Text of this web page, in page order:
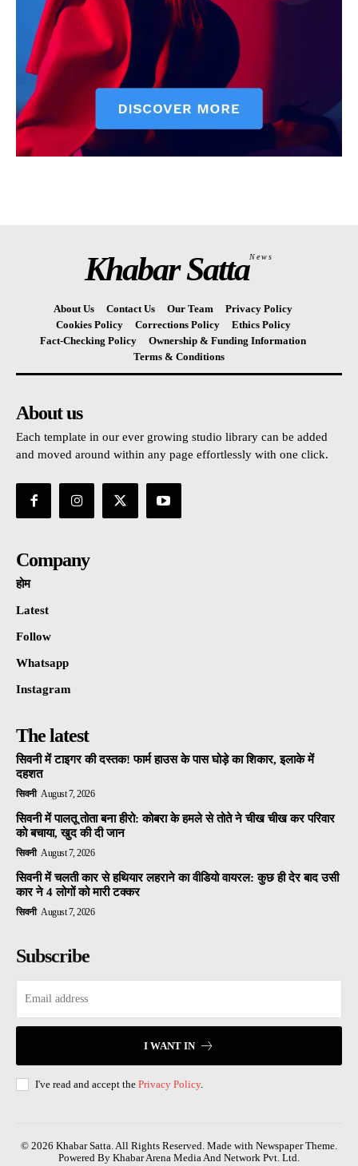
Khabar SattaNews
About Us Contact Us Our Team
Privacy Policy
Cookies Policy
Corrections Policy
Ethics Policy
Fact-Checking Policy
Ownership & Funding Information
Terms & Conditions
About us
Each template in our ever growing studio library can be added
and moved around within any page effortlessly with one click.
Company
होम
Latest
Follow
Whatsapp
Instagram
The latest
सिवनी में टाइगर की दस्तक! फार्म हाउस के पास घोड़े का शिकार, इलाके में
दहशत
सिवनी August 7, 2026
सिवनी में पालतू तोता बना हीरो: कोबरा के हमले से तोते ने चीख चीख कर परिवार
को बचाया, खुद की दी जान
सिवनी August 7, 2026
सिवनी में चलती कार से हथियार लहराने का वीडियो वायरल: कुछ ही देर बाद उसी
कार ने 4 लोगों को मारी टक्कर
सिवनी August 7, 2026
Subscribe
I WANT IN
I've read and accept the Privacy Policy.
© 2026 Khabar Satta. All Rights Reserved. Made with Newspaper Theme.
Powered By Khabar Arena Media And Network Pvt. Ltd.